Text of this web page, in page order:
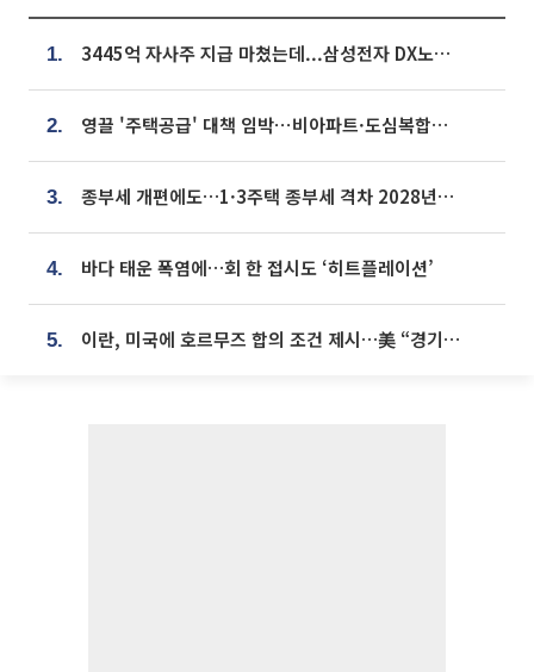
1. 3445억 자사주 지급 마쳤는데...삼성전자 DX노조, 뒤늦은 '떼쓰기 집회'
2. 영끌 '주택공급' 대책 임박⋯비아파트·도심복합까지 총동원
3. 종부세 개편에도…1·3주택 종부세 격차 2028년부터 확대
4. 바다 태운 폭염에…회 한 접시도 ‘히트플레이션’
5. 이란, 미국에 호르무즈 합의 조건 제시…美 “경기 아직 안 끝나” [종합]